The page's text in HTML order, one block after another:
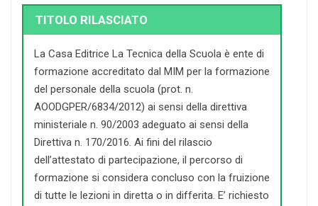
TITOLO RILASCIATO
La Casa Editrice La Tecnica della Scuola è ente di
formazione accreditato dal MIM per la formazione
del personale della scuola (prot. n.
AOODGPER/6834/2012) ai sensi della direttiva
ministeriale n. 90/2003 adeguato ai sensi della
Direttiva n. 170/2016. Ai fini del rilascio
dell’attestato di partecipazione, il percorso di
formazione si considera concluso con la fruizione
di tutte le lezioni in diretta o in differita. E’ richiesto